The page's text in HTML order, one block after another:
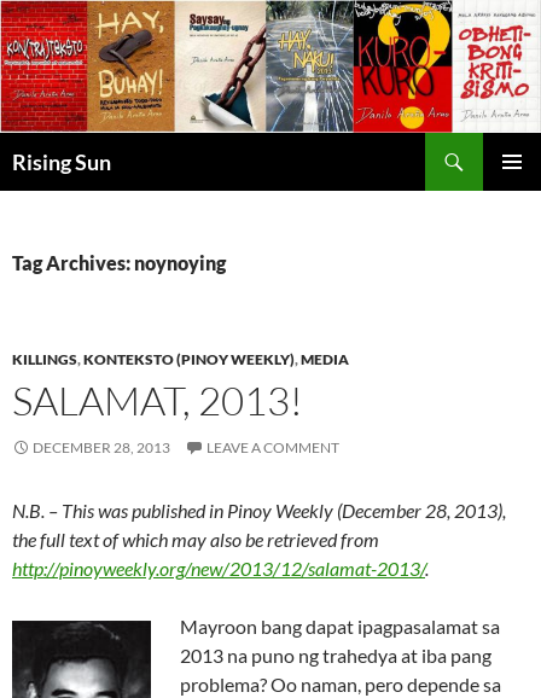
Skip
to
content
Rising Sun
Tag Archives: noynoying
KILLINGS,KONTEKSTO (PINOY WEEKLY),MEDIA
SALAMAT, 2013!
DECEMBER 28, 2013 LEAVE A COMMENT
N.B. – This was published in Pinoy Weekly (December 28, 2013),
the full text of which may also be retrieved from
http://pinoyweekly.org/new/2013/12/salamat-2013/.
Mayroon bang dapat ipagpasalamat sa
2013 na puno ng trahedya at iba pang
problema? Oo naman, pero depende sa